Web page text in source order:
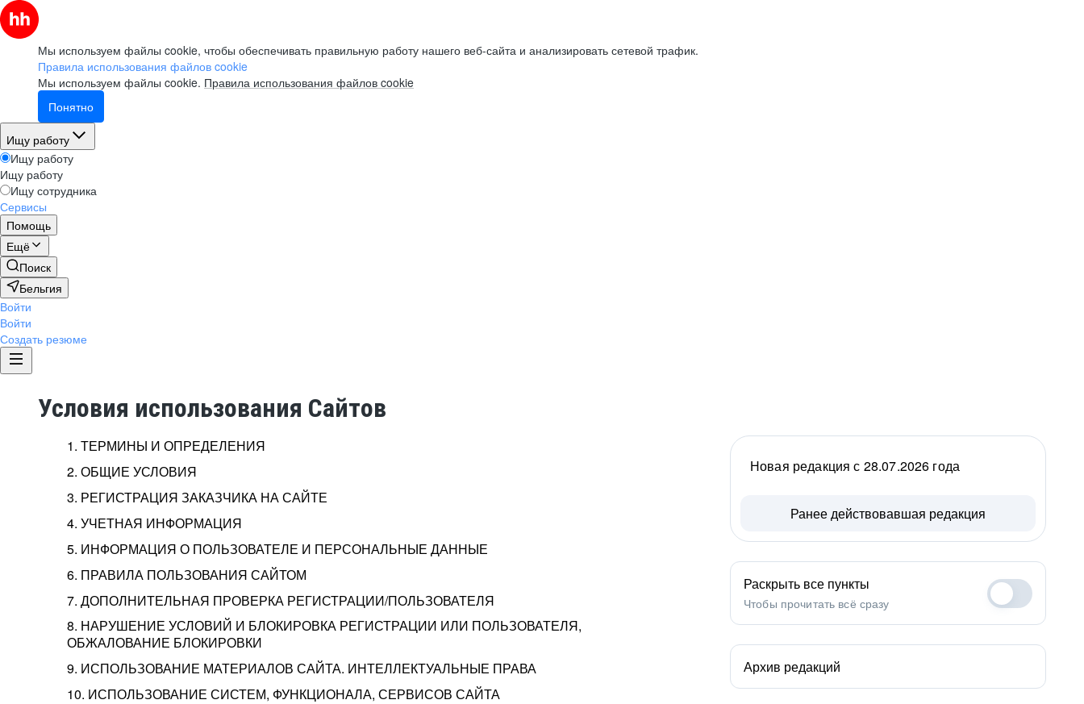
Мы используем файлы cookie, чтобы обеспечивать правильную работу нашего веб-сайта и анализировать сетевой трафик.
Правила использования файлов cookie
Мы используем файлы cookie. Правила использования файлов cookie
Понятно
Ищу работу
Ищу работу
Ищу работу
Ищу сотрудника
Сервисы
Помощь
Ещё
Поиск
Бельгия
Войти
Войти
Создать резюме
Условия использования Сайтов
1. ТЕРМИНЫ И ОПРЕДЕЛЕНИЯ
2. ОБЩИЕ УСЛОВИЯ
3. РЕГИСТРАЦИЯ ЗАКАЗЧИКА НА САЙТЕ
4. УЧЕТНАЯ ИНФОРМАЦИЯ
5. ИНФОРМАЦИЯ О ПОЛЬЗОВАТЕЛЕ И ПЕРСОНАЛЬНЫЕ ДАННЫЕ
6. ПРАВИЛА ПОЛЬЗОВАНИЯ САЙТОМ
7. ДОПОЛНИТЕЛЬНАЯ ПРОВЕРКА РЕГИСТРАЦИИ/ПОЛЬЗОВАТЕЛЯ
8. НАРУШЕНИЕ УСЛОВИЙ И БЛОКИРОВКА РЕГИСТРАЦИИ ИЛИ ПОЛЬЗОВАТЕЛЯ,
ОБЖАЛОВАНИЕ БЛОКИРОВКИ
9. ИСПОЛЬЗОВАНИЕ МАТЕРИАЛОВ САЙТА. ИНТЕЛЛЕКТУАЛЬНЫЕ ПРАВА
10. ИСПОЛЬЗОВАНИЕ СИСТЕМ, ФУНКЦИОНАЛА, СЕРВИСОВ САЙТА
Новая редакция с 28.07.2026 года
Ранее действовавшая редакция
Раскрыть все пункты
Чтобы прочитать всё сразу
Архив редакций